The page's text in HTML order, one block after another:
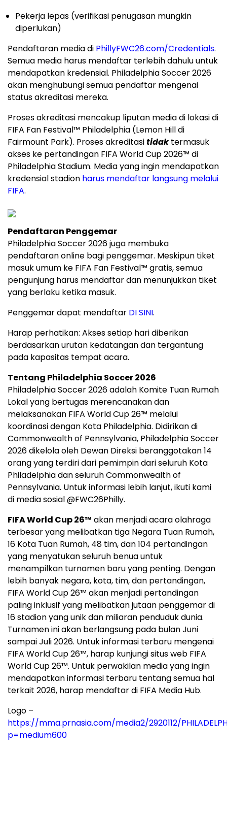
akan menghubungi semua pendaftar mengenai
status akreditasi mereka.
Proses akreditasi mencakup liputan media di lokasi di
FIFA Fan Festival™ Philadelphia (Lemon Hill di
Fairmount Park). Proses akreditasitidaktermasuk
akses ke pertandingan FIFA World Cup 2026™ di
Philadelphia Stadium. Media yang ingin mendapatkan
FIFA.
Pendaftaran Penggemar
Philadelphia Soccer 2026 juga membuka
pendaftaran online bagi penggemar. Meskipun tiket
masuk umum ke FIFA Fan Festival™ gratis, semua
pengunjung harus mendaftar dan menunjukkan tiket
yang berlaku ketika masuk.
Penggemar dapat mendaftarDI SINI.
Harap perhatikan: Akses setiap hari diberikan
berdasarkan urutan kedatangan dan tergantung
pada kapasitas tempat acara.
Tentang Philadelphia Soccer 2026
Philadelphia Soccer 2026 adalah Komite Tuan Rumah
Lokal yang bertugas merencanakan dan
melaksanakan FIFA World Cup 26™ melalui
koordinasi dengan Kota Philadelphia. Didirikan di
2026 dikelola oleh Dewan Direksi beranggotakan 14
orang yang terdiri dari pemimpin dari seluruh Kota
Philadelphia dan seluruh Commonwealth of
Pennsylvania. Untuk informasi lebih lanjut, ikuti kami
di media sosial @FWC26Philly.
FIFA World Cup 26™akan menjadi acara olahraga
terbesar yang melibatkan tiga Negara Tuan Rumah,
16 Kota Tuan Rumah, 48 tim, dan 104 pertandingan
yang menyatukan seluruh benua untuk
menampilkan turnamen baru yang penting. Dengan
FIFA World Cup 26™ akan menjadi pertandingan
paling inklusif yang melibatkan jutaan penggemar di
16 stadion yang unik dan miliaran penduduk dunia.
Turnamen ini akan berlangsung pada bulan Juni
sampai Juli 2026. Untuk informasi terbaru mengenai
FIFA World Cup 26™, harap kunjungi situs web FIFA
World Cup 26™. Untuk perwakilan media yang ingin
mendapatkan informasi terbaru tentang semua hal
terkait 2026, harap mendaftar di FIFA Media Hub.
Logo –
https://mma.prnasia.com/media2/2920112/
p=medium600